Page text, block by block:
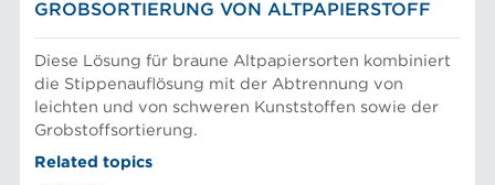
GROBSORTIERUNG VON ALTPAPIERSTOFF
Diese Lösung für braune Altpapiersorten kombiniert
die Stippenauflösung mit der Abtrennung von
leichten und von schweren Kunststoffen sowie der
Grobstoffsortierung.
Related topics